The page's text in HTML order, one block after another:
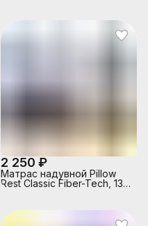
2 250 ₽
Матрас надувной Pillow
Rest Classic Fiber-Tech, 137